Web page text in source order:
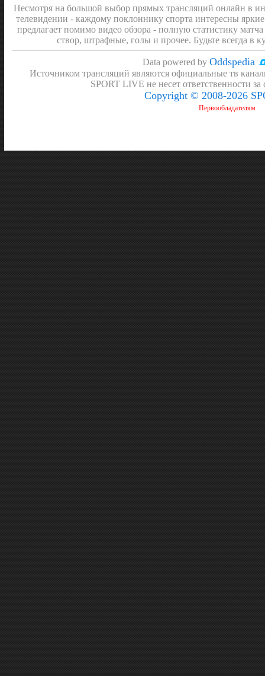
Несмотря на большой выбор прямых трансляций онлайн в
телевидении - каждому поклоннику спорта интересны
предлагает помимо видео обзора - полную статистику
створ, штрафные, голы и прочее. Будьте всегда в
Data powered byOddspedia
Источником трансляций являются официальные тв
SPORT LIVE не несет ответственности
Copyright © 2008-2026
Первообладателям